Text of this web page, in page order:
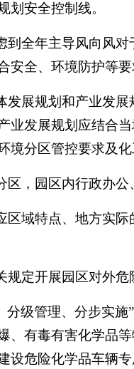
划安全控制线。
到全年主导风向风
安全、环境防护等
发展规划和产业发
业发展规划应结合
境分区管控要求及
区，园区内行政办
区域特点、地方实
规定开展园区对外
分级管理、分步实
、有毒有害化学品
设危险化学品车辆